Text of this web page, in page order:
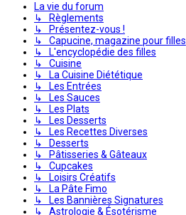
La vie du forum
↳ Règlements
↳ Présentez-vous !
↳ Capucine, magazine pour filles
↳ L'encyclopédie des filles
↳ Cuisine
↳ La Cuisine Diététique
↳ Les Entrées
↳ Les Sauces
↳ Les Plats
↳ Les Desserts
↳ Les Recettes Diverses
↳ Desserts
↳ Pâtisseries & Gâteaux
↳ Cupcakes
↳ Loisirs Créatifs
↳ La Pâte Fimo
↳ Les Bannières Signatures
↳ Astrologie & Ésotérisme